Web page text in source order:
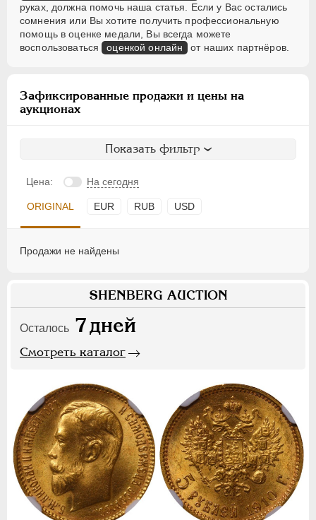
руках, должна помочь наша статья. Если у Вас остались
сомнения или Вы хотите получить профессиональную
помощь в оценке медали, Вы всегда можете
воспользоваться оценкой онлайн от наших партнёров.
Зафиксированные продажи и цены на
аукционах
Показать фильтр
Цена: На сегодня
ORIGINAL EUR RUB USD
Продажи не найдены
SHENBERG AUCTION
Осталось 7дней
Смотреть каталог